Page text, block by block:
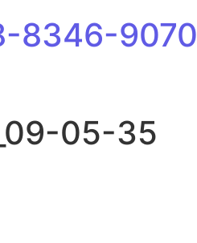
8346-9070
05-35
01-05_09-05-35